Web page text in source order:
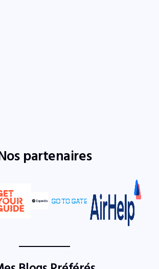
partenaires